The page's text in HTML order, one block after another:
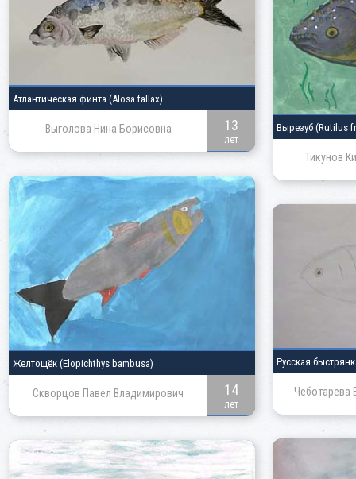
Атлантическая финта (Alosa fallax)
Выголова Нина Борисовна 13
лет
Вырезуб (Rutilus
Тикунов
Желтощёк (Elopichthys bambusa)
Скворцов Павел Владимирович 14
лет
Русская
Чеботарева